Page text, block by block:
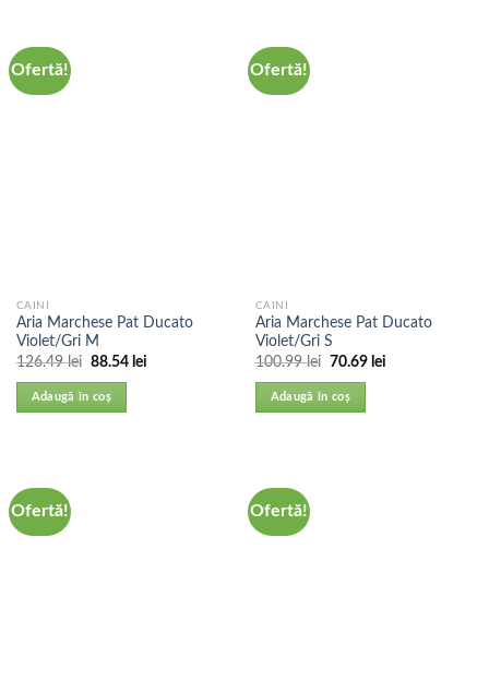
Ofertă!
CAINI
Aria Marchese Pat Ducato
Violet/Gri M
126.49lei 88.54 lei
Adaugă în coș
Ofertă!
CAINI
Aria Marchese Pat Ducato
Violet/Gri S
100.99lei 70.69 lei
Adaugă în coș
Ofertă! Ofertă!